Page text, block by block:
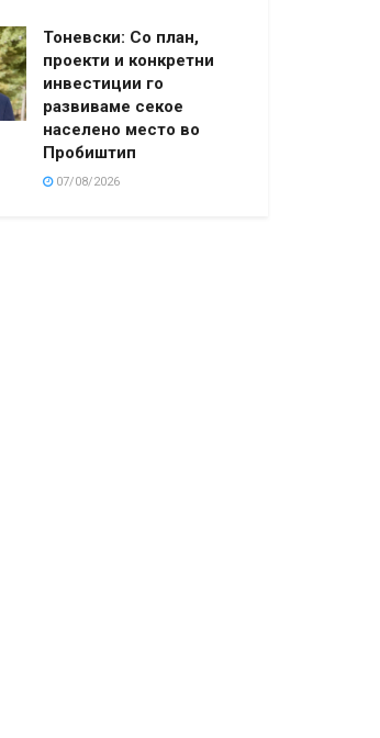
Тоневски: Со план,
проекти и конкретни
инвестиции го
развиваме секое
населено место во
Пробиштип
07/08/2026